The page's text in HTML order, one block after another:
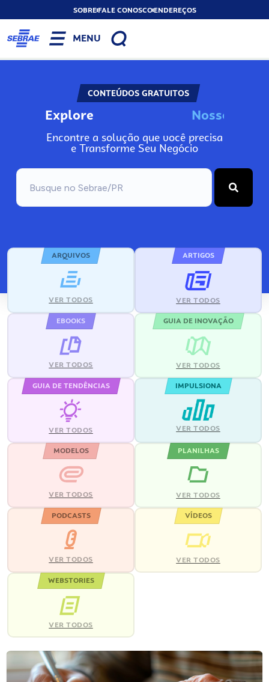
SOBREFALE CONOSCOENDEREÇOS
MENU
CONTEÚDOS GRATUITOS
Explore No
Encontre a solução que você precisa
e Transforme Seu Negócio
ARQUIVOS
VER TODOS
ARTIGOS
VER TODOS
EBOOKS
VER TODOS
GUIA DE INOVAÇÃO
VER TODOS
GUIA DE TENDÊNCIAS
VER TODOS
IMPULSIONA
VER TODOS
MODELOS
VER TODOS
PLANILHAS
VER TODOS
PODCASTS
VER TODOS
VÍDEOS
VER TODOS
WEBSTORIES
VER TODOS